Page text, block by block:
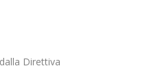
Direttiva